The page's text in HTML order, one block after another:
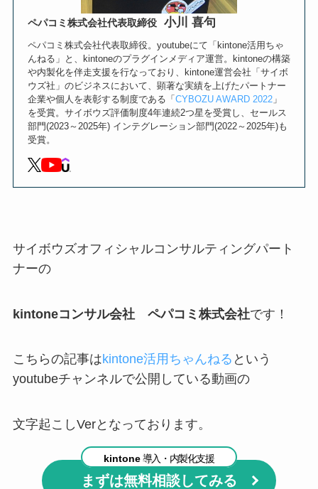
ペパコミ株式会社代表取締役 小川 喜句
ペパコミ株式会社代表取締役。youtubeにて「kintone活用ちゃ
んねる」と、kintoneのプラグインメディア運営。kintoneの構築
や内製化を伴走支援を行なっており、kintone運営会社「サイボ
ウズ社」のビジネスにおいて、顕著な実績を上げたパートナー
企業や個人を表彰する制度である「 CYBOZU AWARD 2022」
を受賞。サイボウズ評価制度4年連続2つ星を受賞し、セールス
部門(2023～2025年) インテグレーション部門(2022～2025年)も
受賞。
サイボウズオフィシャルコンサルティングパート
ナーの
kintoneコンサル会社 ペパコミ株式会社です！
こちらの記事はkintone活用ちゃんねる という
youtubeチャンネルで公開している動画の
文字起こしVerとなっております。
kintone導入・内製化支援
まずは無料相談してみる